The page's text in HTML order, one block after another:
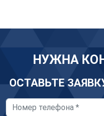
НУЖНА
ОСТАВЬТЕ